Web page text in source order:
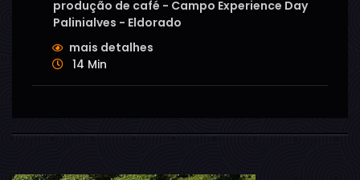
produção de café - Campo Experience Day
Palinialves - Eldorado
mais detalhes
14 Min